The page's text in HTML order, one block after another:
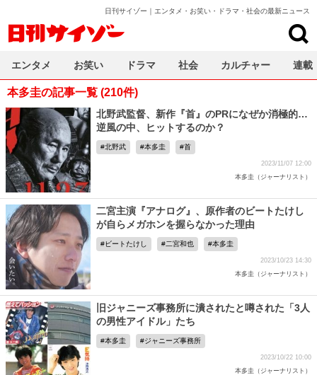
日刊サイゾー｜エンタメ・お笑い・ドラマ・社会の最新ニュース
本多圭の記事一覧 (210件)
北野武監督、新作『首』のPRになぜか消極的…
逆風の中、ヒットするのか？
北野武 本多圭 首
2023/11/07 12:00
本多圭（ジャーナリスト）
二宮主演『アナログ』、原作者のビートたけし
が自らメガホンを握らなかった理由
ビートたけし 二宮和也 本多圭
2023/10/23 14:30
本多圭（ジャーナリスト）
旧ジャニーズ事務所に潰されたと噂された「3人
の男性アイドル」たち
本多圭 ジャニーズ事務所
2023/10/22 10:00
本多圭（ジャーナリスト）
エンタメ お笑い ドラマ 社会 カルチャー 連載